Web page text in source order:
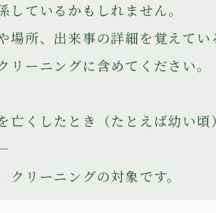
しているかもしれません。
場所、出来事の詳細を覚えてい
リーニングに含めてください。
亡くしたとき（たとえば幼い頃
クリーニングの対象です。